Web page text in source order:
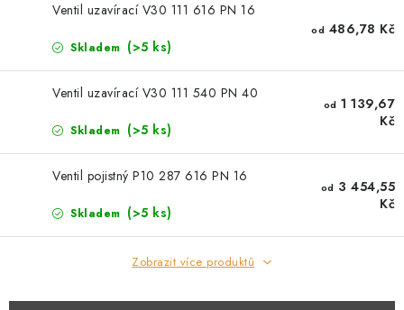
PODMÍNKY OCHRANY OSOBNÍCH ÚDAJŮ
POPTÁVKA ARMATUR
ZNAČKY
ZÁKAZNÍCI ZE SLOVENSKA
PODMÍNKY OCHRANY OSOBNÍCH ÚDAJŮ
Ventil uzavírací V30 111 616 PN 16
Skladem (>5 ks)
od 486,78 Kč
Ventil uzavírací V30 111 540 PN 40
Skladem (>5 ks)
od 1 139,67
Kč
Ventil pojistný P10 287 616 PN 16
Skladem (>5 ks)
od 3 454,55
Kč
Zobrazit více produktů